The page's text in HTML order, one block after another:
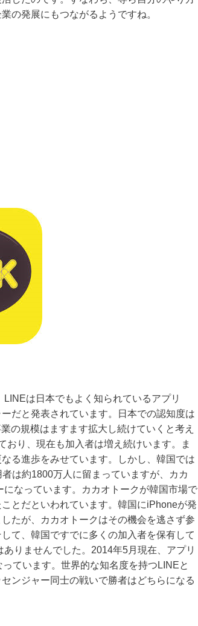
の発展にもつながるようですね。
は日本でもよく知られているアプリ
だと発表されています。日本での認知度は
の規模はますます拡大し続けていくと考え
おり、現在も加入者は増え続けいます。ま
る進歩をみせています。しかし、韓国では
は約1800万人に留まっていますが、カカ
なっています。カカオトークが韓国市場で
とだといわれています。韓国にiPhoneが発
たが、カカオトークはその機会を逃さず参
て、韓国ですでに多くの加入者を保有して
りませんでした。2014年5月現在、アプリ
ています。世界的な知名度を持つLINEと
ンジャー同士の戦いで勝者はどちらになる